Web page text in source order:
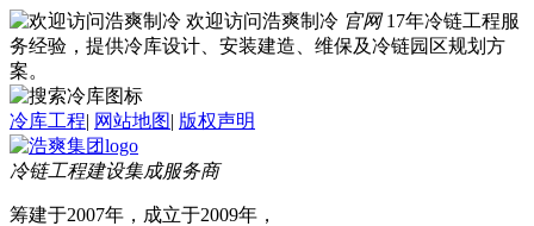
欢迎访问浩爽制冷 官网 17年冷链工程服
务经验，提供冷库设计、安装建造、维保及冷链园区规划方
案。
冷库工程| 网站地图| 版权声明
冷链工程建设集成服务商
筹建于2007年，成立于2009年，